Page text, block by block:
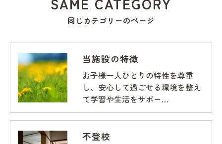
同じカテゴリーのページ
当施設の特徴
お子様一人ひとりの特性を尊重
し、安心して過ごせる環境を整え
て学習や生活をサポー…
不登校